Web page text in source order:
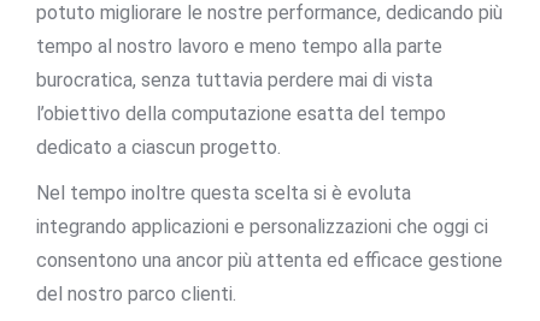
potuto migliorare le nostre performance, dedicando più
tempo al nostro lavoro e meno tempo alla parte
burocratica, senza tuttavia perdere mai di vista
l’obiettivo della computazione esatta del tempo
dedicato a ciascun progetto.
Nel tempo inoltre questa scelta si è evoluta
integrando applicazioni e personalizzazioni che oggi ci
consentono una ancor più attenta ed efficace gestione
del nostro parco clienti.